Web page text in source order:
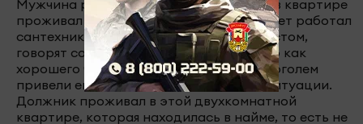
Мужчина разведен, дети разъехались, в квартире
проживал с сожительницей. Он много лет работал
сантехником и был отличным специалистом,
говорят соседи. Они характеризуют его как
хорошего человека. Но проблемы с алкоголем
привели его к этой очень неприятной ситуации.
Должник проживал в этой двухкомнатной
квартире, которая находилась в найме, то есть не